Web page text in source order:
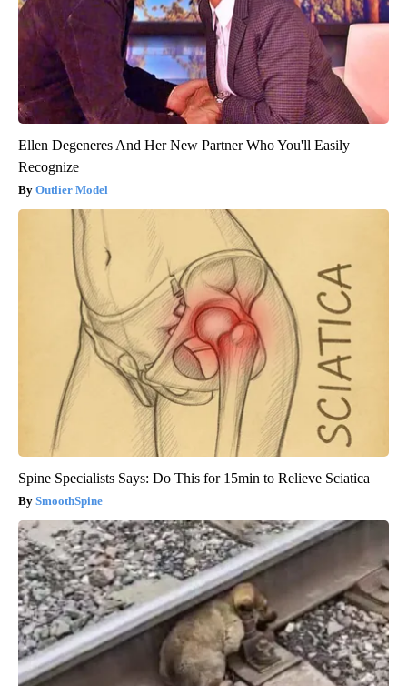
Ellen Degeneres And Her New Partner Who You'll Easily
Recognize
Outlier Model
Spine Specialists Says: Do This for 15min to Relieve Sciatica
SmoothSpine